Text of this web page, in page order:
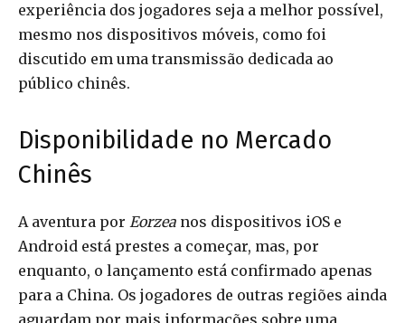
experiência dos jogadores seja a melhor possível,
mesmo nos dispositivos móveis, como foi
discutido em uma transmissão dedicada ao
público chinês.
Disponibilidade no Mercado
Chinês
A aventura por Eorzea nos dispositivos iOS e
Android está prestes a começar, mas, por
enquanto, o lançamento está confirmado apenas
para a China. Os jogadores de outras regiões ainda